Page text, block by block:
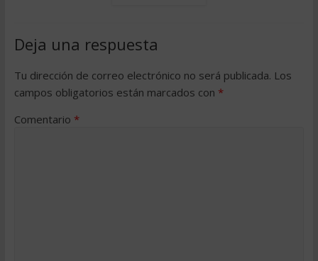
Deja una respuesta
Tu dirección de correo electrónico no será publicada. Los
campos obligatorios están marcados con *
Comentario *